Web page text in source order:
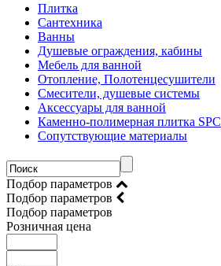
Плитка
Сантехника
Ванны
Душевые ограждения, кабины
Мебель для ванной
Отопление, Полотенцесушители
Смесители, душевые системы
Аксессуары для ванной
Каменно-полимерная плитка SPC
Сопутствующие материалы
Подбор параметров
Подбор параметров
Подбор параметров
Розничная цена